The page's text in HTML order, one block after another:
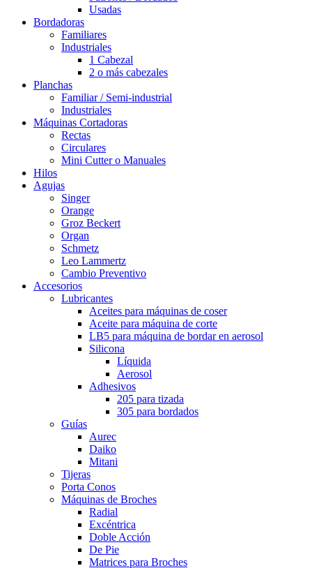
Usadas
Bordadoras
Familiares
Industriales
1 Cabezal
2 o más cabezales
Planchas
Familiar / Semi-industrial
Industriales
Máquinas Cortadoras
Rectas
Circulares
Mini Cutter o Manuales
Hilos
Agujas
Singer
Orange
Groz Beckert
Organ
Schmetz
Leo Lammertz
Cambio Preventivo
Accesorios
Lubricantes
Aceites para máquinas de coser
Aceite para máquina de corte
LB5 para máquina de bordar en aerosol
Silicona
Líquida
Aerosol
Adhesivos
205 para tizada
305 para bordados
Guías
Aurec
Daiko
Mitani
Tijeras
Porta Conos
Máquinas de Broches
Radial
Excéntrica
Doble Acción
De Pie
Matrices para Broches